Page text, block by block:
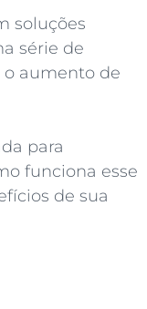
soluções
série de
aumento de
para
funciona esse
de sua